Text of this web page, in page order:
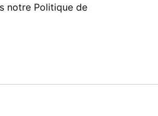
notre Politique de